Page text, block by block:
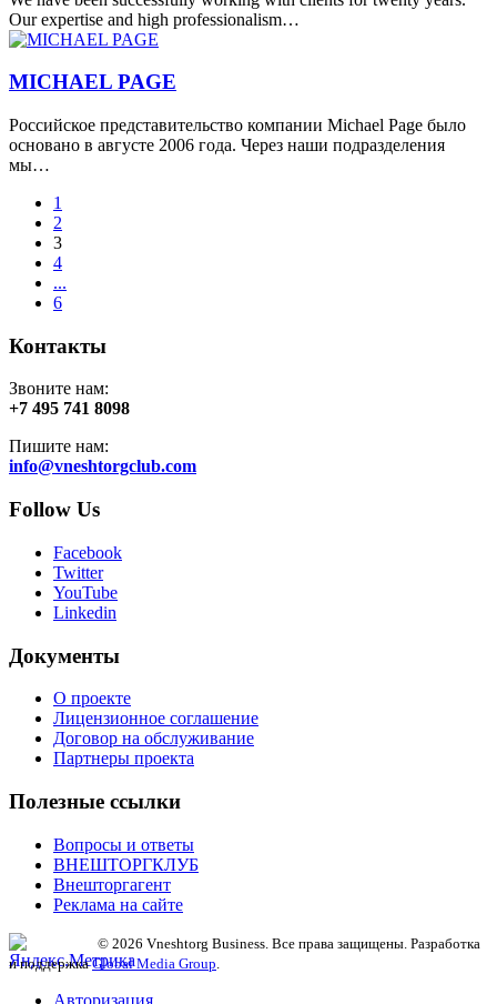
Our expertise and high professionalism…
MICHAEL PAGE
Российское представительство компании Michael Page было
основано в августе 2006 года. Через наши подразделения
мы…
1
2
3
4
...
6
Контакты
Звоните нам:
+7 495 741 8098
Пишите нам:
info@vneshtorgclub.com
Follow Us
Facebook
Twitter
YouTube
Linkedin
Документы
О проекте
Лицензионное соглашение
Договор на обслуживание
Партнеры проекта
Полезные ссылки
Вопросы и ответы
ВНЕШТОРГКЛУБ
Внешторгагент
Реклама на сайте
© 2026 Vneshtorg Business. Все права защищены. Разработка
и поддержкаGlobal Media Group
Авторизация